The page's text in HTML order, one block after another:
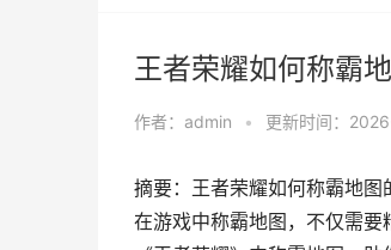
王者荣耀如何称霸
作者： admin • 更新时间：
摘要：王者荣耀如何称霸地
在游戏中称霸地图，不仅需